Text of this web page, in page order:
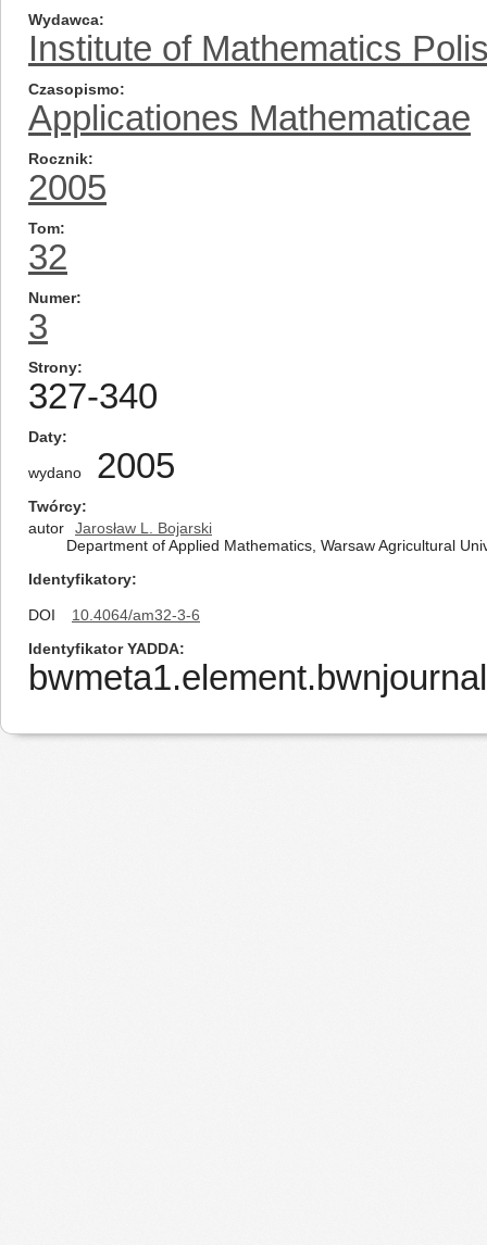
Wydawca
Institute of Mathematics
Czasopismo
Applicationes Mathematicae
Rocznik
2005
Tom
32
Numer
3
Strony
327-340
Daty
wydano 2005
Twórcy
autor
Jarosław L. Bojarski
Department of Applied Mathematics, Warsaw Agricultural
Identyfikatory
DOI
10.4064/am32-3-6
Identyfikator YADDA